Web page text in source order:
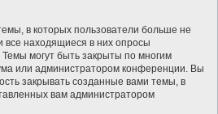
в которых пользователи больше не
все находящиеся в них опросы
могут быть закрыты по многим
или администратором конференции. Вы
закрывать созданные вами темы, в
вам администратором